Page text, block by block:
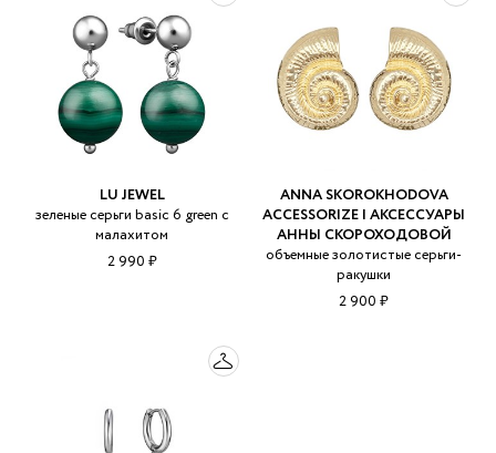
LU JEWEL
зеленые серьги basic 6 green с
малахитом
2 990 ₽
ANNA SKOROKHODOVA
ACCESSORIZE | АКСЕССУАРЫ
АННЫ СКОРОХОДОВОЙ
объемные золотистые серьги-
ракушки
2 900 ₽